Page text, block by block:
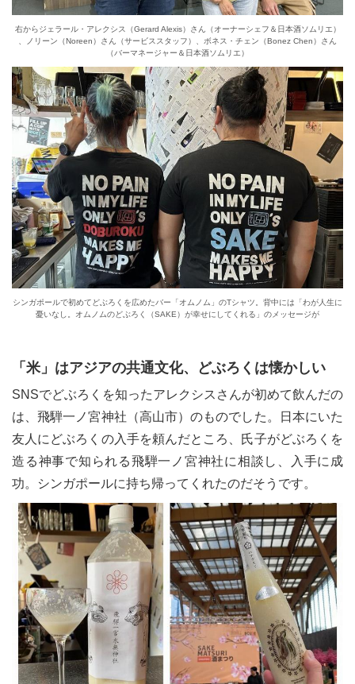
ノミスタイル] 公式twitterペ
エノミスタイル] 公式facebookペ
style[イエノミスタイル] 公式
右からジェラール・アレクシス（Gerard Alexis）さん（オーナーシェフ＆日本酒ソムリエ）
、ノリーン（Noreen）さん（サービススタッフ）、ボネス・チェン（Bonez Chen）さん
（バーマネージャー＆日本酒ソムリエ）
シンガポールで初めてどぶろくを広めたバー「オムノム」のTシャツ。背中には「わが人生に
憂いなし。オムノムのどぶろく（SAKE）が幸せにしてくれる」のメッセージが
「米」はアジアの共通文化、どぶろくは懐かしい
SNSでどぶろくを知ったアレクシスさんが初めて飲んだの
は、飛騨一ノ宮神社（高山市）のものでした。日本にいた
友人にどぶろくの入手を頼んだところ、氏子がどぶろくを
造る神事で知られる飛騨一ノ宮神社に相談し、入手に成
功。シンガポールに持ち帰ってくれたのだそうです。